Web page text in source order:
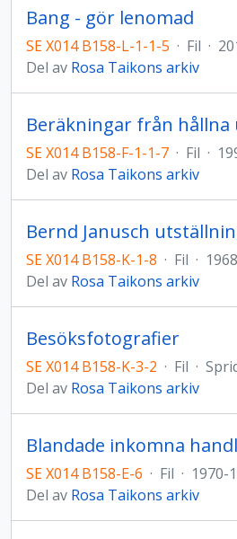
Bang - gör lenomad
SE X014 B158-L-1-1-5 · Fil ·
Del av Rosa Taikons arkiv
SE X014 B158-F-1-1-7 · Fil ·
Del av Rosa Taikons arkiv
Bernd Janusch
SE X014 B158-K-1-8 · Fil · 1968
Del av Rosa Taikons arkiv
Besöksfotografier
SE X014 B158-K-3-2 · Fil ·
Del av Rosa Taikons arkiv
Blandade inkomna
SE X014 B158-E-6 · Fil · 1970-
Del av Rosa Taikons arkiv